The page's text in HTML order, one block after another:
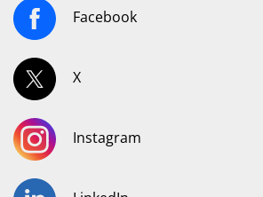
Facebook
X
Instagram